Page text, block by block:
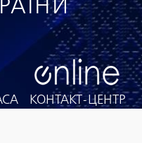
КОНТАКТ-ЦЕНТР